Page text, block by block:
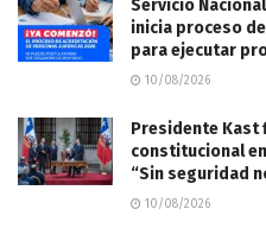
Servicio
inicia proceso
para ejecutar
10/08/2026
Presidente Kast
constitucional
“Sin seguridad
10/08/2026